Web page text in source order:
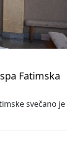
Fatimska
svečano je